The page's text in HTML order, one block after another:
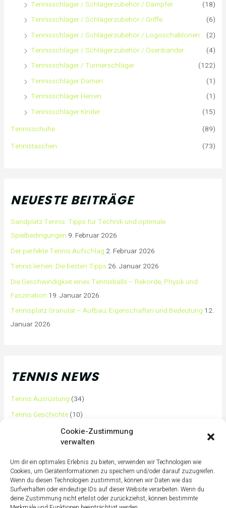
Cookie-Zustimmung
verwalten
Um dir ein optimales Erlebnis zu bieten, verwenden wir Technologien wie
Cookies, um Geräteinformationen zu speichern und/oder darauf zuzugreifen.
Wenn du diesen Technologien zustimmst, können wir Daten wie das
Surfverhalten oder eindeutige IDs auf dieser Website verarbeiten. Wenn du
deine Zustimmung nicht erteilst oder zurückziehst, können bestimmte
Tennisschläger / Schlägerzubehör / Dämpfer
(18)
Tennisschläger / Schlägerzubehör / Griffe
(6)
Tennisschläger / Schlägerzubehör / Logoschablonen
(2)
Tennisschläger / Schlägerzubehör / Ösenbänder
(4)
Tennisschläger / Turnierschläger
(122)
Tennisschläger Damen
(1)
Tennisschläger Herren
(1)
Tennisschläger Kinder
(15)
Tennisschuhe
(89)
Tennistaschen
(73)
NEUESTE BEITRÄGE
Sandplatz Tennis: Tipps für Technik und optimale
Spielbedingungen 9. Februar 2026
Der perfekte Tennis Aufschlag 2. Februar 2026
Tennis lernen: Die besten Tipps 26. Januar 2026
Die Geschwindigkeit eines Tennisballs – Rekorde, Physik und
Faszination 19. Januar 2026
Tennisplatz Granulat – Aufbau, Eigenschaften und Bedeutung 12.
Januar 2026
TENNIS NEWS
Tennis Ausrüstung (34)
Tennis Geschichte (10)
Tennis Tipps und Tricks(63)
(3)
Tennis Training für Anfänger(36)
Tennisass Profis(7)
Tennisbälle (4)